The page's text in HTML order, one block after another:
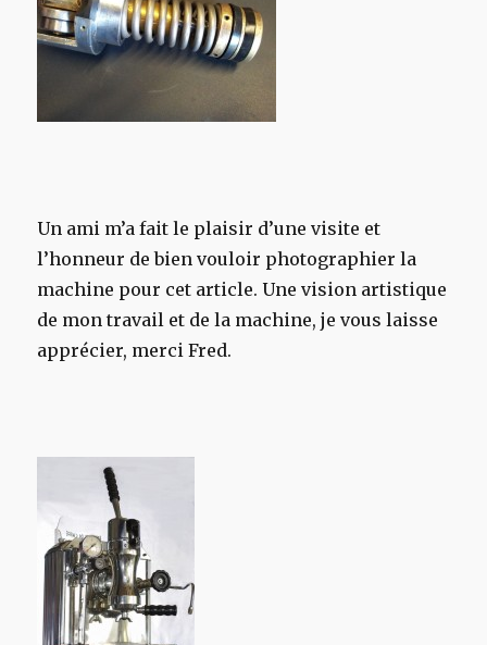
Un ami m’a fait le plaisir d’une visite et
l’honneur de bien vouloir photographier la
machine pour cet article. Une vision artistique
de mon travail et de la machine, je vous laisse
apprécier, merci Fred.